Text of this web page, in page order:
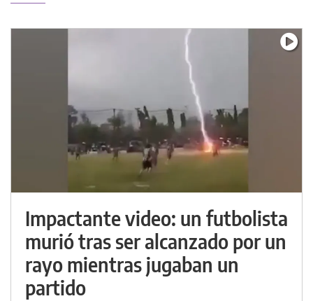
Impactante video: un futbolista
murió tras ser alcanzado por un
rayo mientras jugaban un
partido